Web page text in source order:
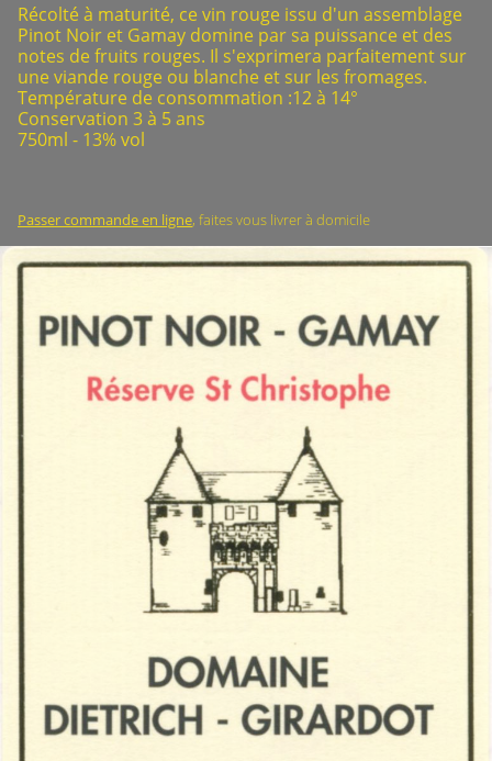
Récolté à maturité, ce vin rouge issu d'un assemblage
Pinot Noir et Gamay domine par sa puissance et des
notes de fruits rouges. Il s'exprimera parfaitement sur
une viande rouge ou blanche et sur les fromages.
Température de consommation :12 à 14°
Conservation 3 à 5 ans
750ml - 13% vol
Passer commande en ligne, faites vous livrer à domicile